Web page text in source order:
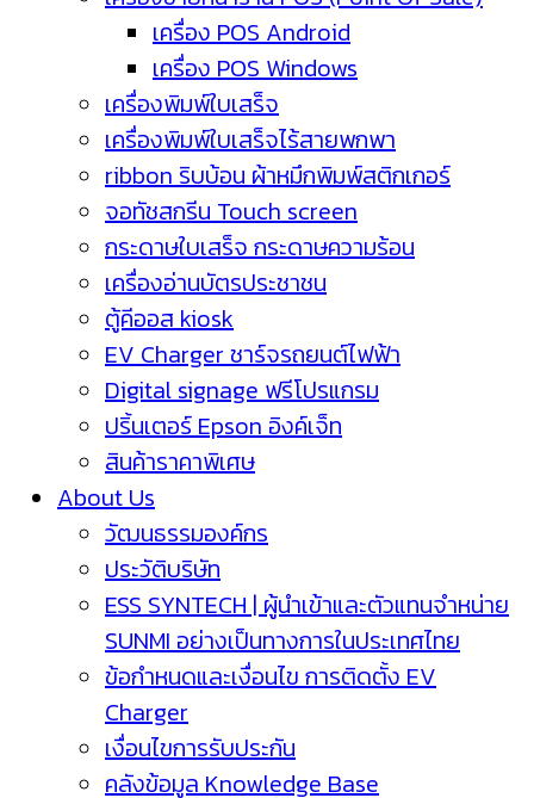
เครื่อง POS Android
เครื่อง POS Windows
เครื่องพิมพ์ใบเสร็จ
เครื่องพิมพ์ใบเสร็จไร้สายพกพา
ribbon ริบบ้อน ผ้าหมึกพิมพ์สติกเกอร์
จอทัชสกรีน Touch screen
กระดาษใบเสร็จ กระดาษความร้อน
เครื่องอ่านบัตรประชาชน
ตู้คีออส kiosk
EV Charger ชาร์จรถยนต์ไฟฟ้า
Digital signage ฟรีโปรแกรม
ปริ้นเตอร์ Epson อิงค์เจ็ท
สินค้าราคาพิเศษ
About Us
วัฒนธรรมองค์กร
ประวัติบริษัท
ESS SYNTECH | ผู้นำเข้าและตัวแทนจำหน่าย
SUNMI อย่างเป็นทางการในประเทศไทย
ข้อกำหนดและเงื่อนไข การติดตั้ง EV
Charger
เงื่อนไขการรับประกัน
คลังข้อมูล Knowledge Base